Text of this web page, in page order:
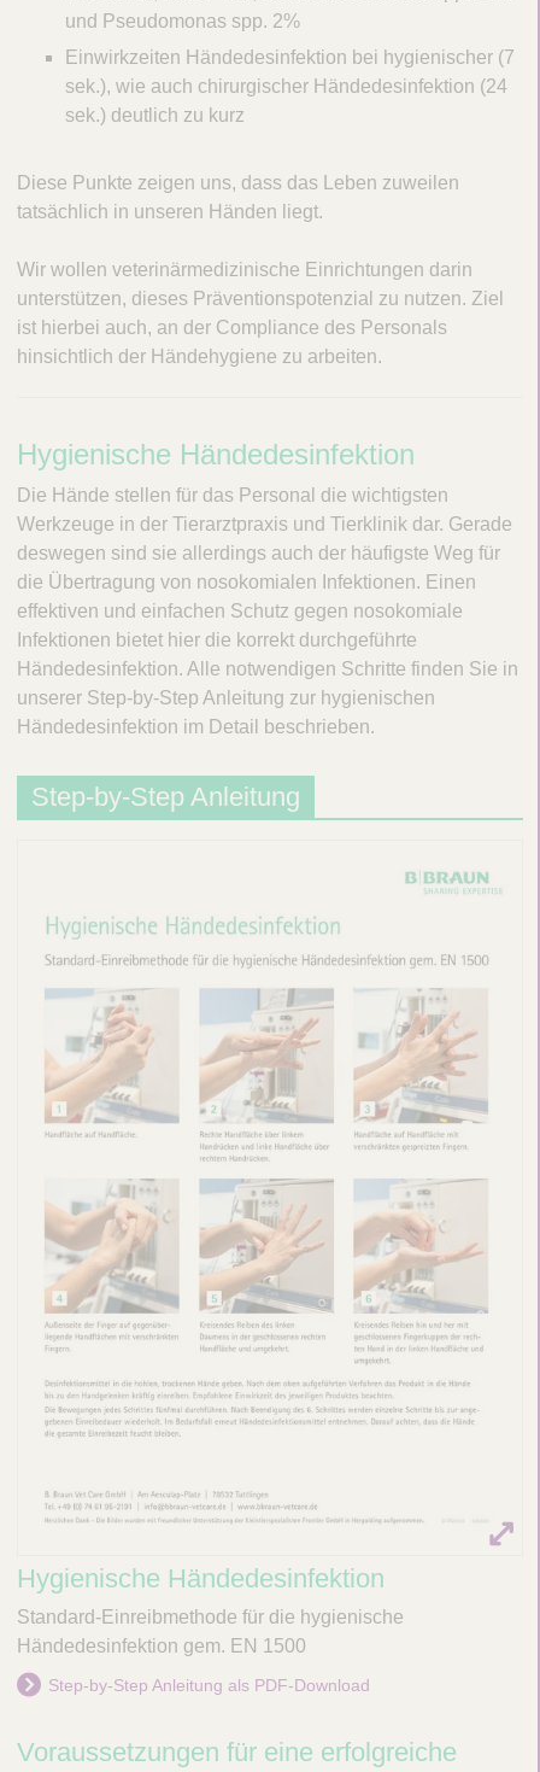
und Pseudomonas spp. 2%
Einwirkzeiten Händedesinfektion bei hygienischer (7
sek.), wie auch chirurgischer Händedesinfektion (24
sek.) deutlich zu kurz
Diese Punkte zeigen uns, dass das Leben zuweilen
tatsächlich in unseren Händen liegt.
Wir wollen veterinärmedizinische Einrichtungen darin
unterstützen, dieses Präventionspotenzial zu nutzen. Ziel
ist hierbei auch, an der Compliance des Personals
hinsichtlich der Händehygiene zu arbeiten.
H
y
g
i
e
n
i
s
e
Hygienische Händedesinfektion
Die Hände stellen für das Personal die wichtigsten
Werkzeuge in der Tierarztpraxis und Tierklinik dar. Gerade
deswegen sind sie allerdings auch der häufigste Weg für
die Übertragung von nosokomialen Infektionen. Einen
effektiven und einfachen Schutz gegen nosokomiale
Infektionen bietet hier die korrekt durchgeführte
Händedesinfektion. Alle notwendigen Schritte finden Sie in
unserer Step-by-Step Anleitung zur hygienischen
Händedesinfektion im Detail beschrieben.
Step-by-Step Anleitung
Hygienische Händedesinfektion
Standard-Einreibmethode für die hygienische
Händedesinfektion gem. EN 1500
Step-by-Step Anleitung als PDF-Download
Voraussetzungen für eine erfolgreiche